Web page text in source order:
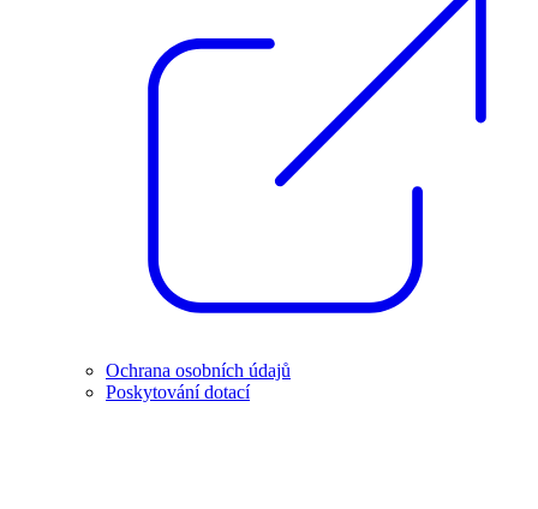
Ochrana osobních údajů
Poskytování dotací